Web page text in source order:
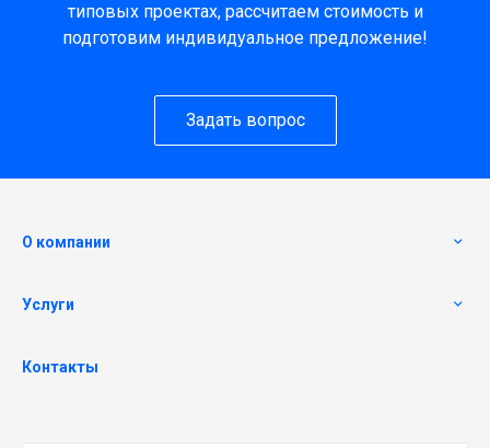
типовых проектах, рассчитаем стоимость и
подготовим индивидуальное предложение!
Задать вопрос
О компании
Услуги
Контакты